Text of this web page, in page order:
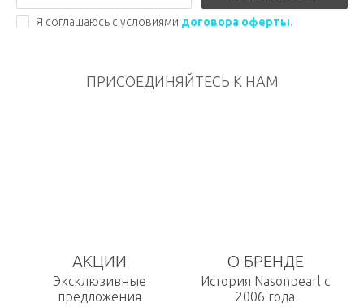
Я соглашаюсь с условиями договора оферты.
ПРИСОЕДИНЯЙТЕСЬ К НАМ
АКЦИИ
Эксклюзивные
предложения
О БРЕНДЕ
История Nasonpearl с
2006 года